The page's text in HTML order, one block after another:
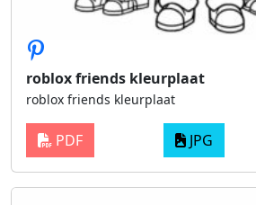
roblox friends kleurplaat
roblox friends kleurplaat
PDF JPG